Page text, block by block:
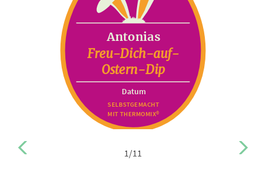
Antonias
Freu-Dich-auf-
Ostern-Dip
Datum
SELBSTGEMACHT
MIT THERMOMIX®
1/11